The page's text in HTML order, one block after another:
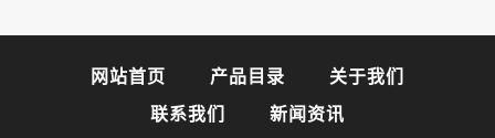
网站首页 产品目录
关于我们
联系我们
新闻资讯